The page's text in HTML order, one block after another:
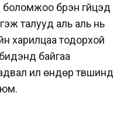
бүрэн гүйцэд
талууд аль аль нь
харилцаа тодорхой
байгаа
илүү өндөр түвшинд
юм.